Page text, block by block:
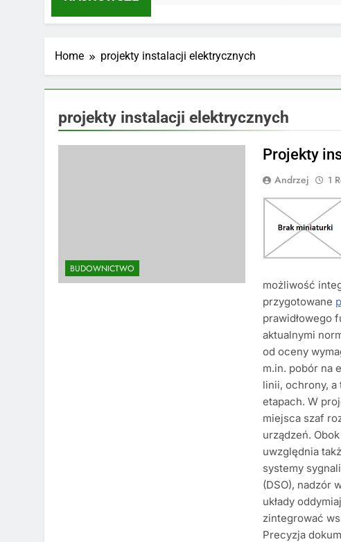
Home projekty instalacji elektrycznych
projekty instalacji elektrycznych
BUDOWNICTWO
Projekty
Andrzej 1
możliwość
przygotowane
prawidłowego
aktualnymi
od oceny
m.in. pobór na
linii, ochrony, a
etapach. W
miejsca szaf
urządzeń.
uwzględnia
systemy
(DSO), nadzór
układy
zintegrować
Precyzja